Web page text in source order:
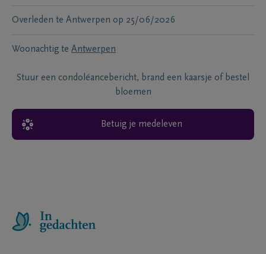
Overleden te Antwerpen op 25/06/2026
Woonachtig te Antwerpen
Stuur een condoléancebericht, brand een kaarsje of bestel
bloemen
Betuig je medeleven